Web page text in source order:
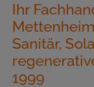
Ihr
Sanitär,
1999